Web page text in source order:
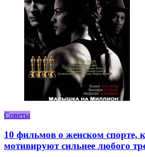
Советы
10 фильмов о женском спорте,
мотивируют сильнее любого